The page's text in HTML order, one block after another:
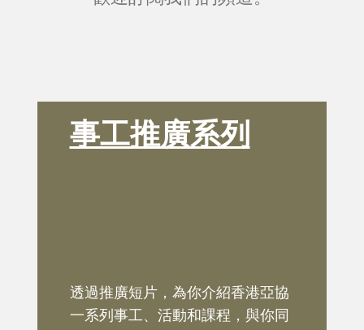
事工推廣系列
透過推廣短片，為你介紹香港亞協
一系列事工、活動和課程，與你同